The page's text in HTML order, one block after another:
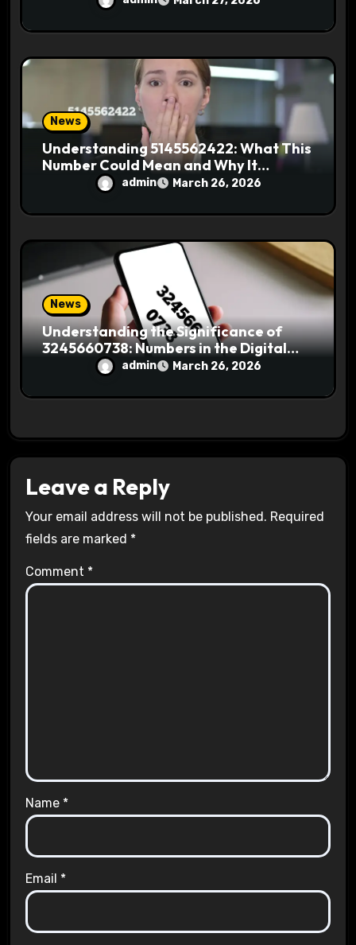
News
Understanding 5145562422: What This
Number Could Mean and Why It
Matters
admin March 26, 2026
News
Understanding the Significance of
3245660738: Numbers in the Digital
admin March 26, 2026
Leave a Reply
Your email address will not be published. Required
fields are marked *
Comment *
Name *
Email *